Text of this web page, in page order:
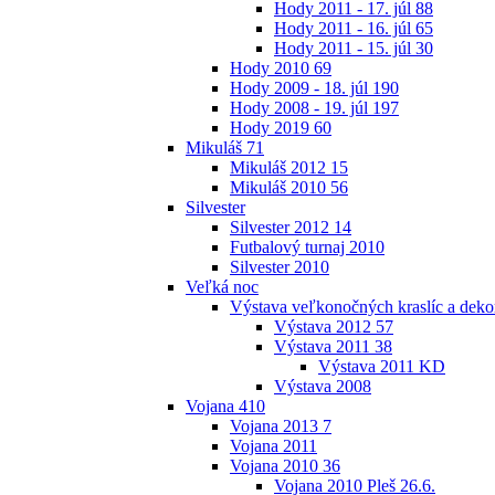
Hody 2011 - 17. júl 88
Hody 2011 - 16. júl 65
Hody 2011 - 15. júl 30
Hody 2010 69
Hody 2009 - 18. júl 190
Hody 2008 - 19. júl 197
Hody 2019 60
Mikuláš 71
Mikuláš 2012 15
Mikuláš 2010 56
Silvester
Silvester 2012 14
Futbalový turnaj 2010
Silvester 2010
Veľká noc
Výstava veľkonočných kraslíc a
Výstava 2012 57
Výstava 2011 38
Výstava 2011 KD
Výstava 2008
Vojana 410
Vojana 2013 7
Vojana 2011
Vojana 2010 36
Vojana 2010 Pleš 26.6.